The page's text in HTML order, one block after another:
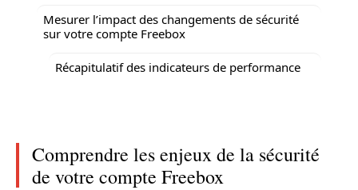
Mesurer l’impact des changements de sécurité
sur votre compte Freebox
Récapitulatif des indicateurs de performance
Comprendre les enjeux de la sécurité
de votre compte Freebox